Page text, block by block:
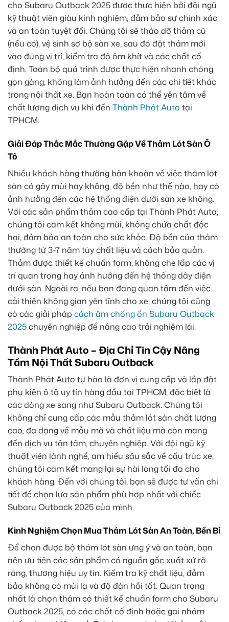
cho Subaru Outback 2025 được thực hiện bởi đội ngũ
kỹ thuật viên giàu kinh nghiệm, đảm bảo sự chính xác
và an toàn tuyệt đối. Chúng tôi sẽ tháo dỡ thảm cũ
(nếu có), vệ sinh sơ bộ sàn xe, sau đó đặt thảm mới
vào đúng vị trí, kiểm tra độ ôm khít và các chốt cố
định. Toàn bộ quá trình được thực hiện nhanh chóng,
gọn gàng, không làm ảnh hưởng đến các chi tiết khác
trong nội thất xe. Bạn hoàn toàn có thể yên tâm về
chất lượng dịch vụ khi đến Thành Phát Auto tại
TPHCM.
Giải Đáp Thắc Mắc Thường Gặp Về Thảm Lót Sàn Ô
Tô
Nhiều khách hàng thường băn khoăn về việc thảm lót
sàn có gây mùi hay không, độ bền như thế nào, hay có
ảnh hưởng đến các hệ thống điện dưới sàn xe không.
Với các sản phẩm thảm cao cấp tại Thành Phát Auto,
chúng tôi cam kết không mùi, không chứa chất độc
hại, đảm bảo an toàn cho sức khỏe. Độ bền của thảm
thường từ 3-7 năm tùy chất liệu và cách bảo quản.
Thảm được thiết kế chuẩn form, không che lấp các vị
trí quan trọng hay ảnh hưởng đến hệ thống dây điện
dưới sàn. Ngoài ra, nếu bạn đang quan tâm đến việc
cải thiện không gian yên tĩnh cho xe, chúng tôi cũng
có các giải pháp cách âm chống ồn Subaru Outback
2025chuyên nghiệp để nâng cao trải nghiệm lái.
Thành Phát Auto – Địa Chỉ Tin Cậy Nâng
Tầm Nội Thất Subaru Outback
Thành Phát Auto tự hào là đơn vị cung cấp và lắp đặt
phụ kiện ô tô uy tín hàng đầu tại TPHCM, đặc biệt là
các dòng xe sang như Subaru Outback. Chúng tôi
không chỉ cung cấp các mẫu thảm lót sàn chất lượng
cao, đa dạng về mẫu mã và chất liệu mà còn mang
đến dịch vụ tận tâm, chuyên nghiệp. Với đội ngũ kỹ
thuật viên lành nghề, am hiểu sâu sắc về cấu trúc xe,
chúng tôi cam kết mang lại sự hài lòng tối đa cho
khách hàng. Đến với chúng tôi, bạn sẽ được tư vấn chi
tiết để chọn lựa sản phẩm phù hợp nhất với chiếc
Subaru Outback 2025 của mình.
Kinh Nghiệm Chọn Mua Thảm Lót Sàn An Toàn, Bền Bỉ
Để chọn được bộ thảm lót sàn ưng ý và an toàn, bạn
nên ưu tiên các sản phẩm có nguồn gốc xuất xứ rõ
ràng, thương hiệu uy tín. Kiểm tra kỹ chất liệu, đảm
bảo không có mùi lạ và độ đàn hồi tốt. Quan trọng
nhất là chọn thảm có thiết kế chuẩn form cho Subaru
Outback 2025, có các chốt cố định hoặc gai nhám